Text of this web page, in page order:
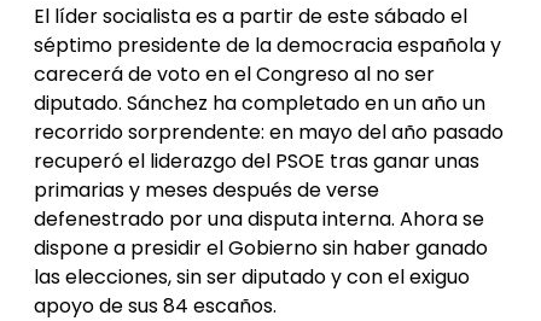
El líder socialista es a partir de este sábado el
séptimo presidente de la democracia española y
carecerá de voto en el Congreso al no ser
diputado. Sánchez ha completado en un año un
recorrido sorprendente: en mayo del año pasado
recuperó el liderazgo del PSOE tras ganar unas
primarias y meses después de verse
defenestrado por una disputa interna. Ahora se
dispone a presidir el Gobierno sin haber ganado
las elecciones, sin ser diputado y con el exiguo
apoyo de sus 84 escaños.